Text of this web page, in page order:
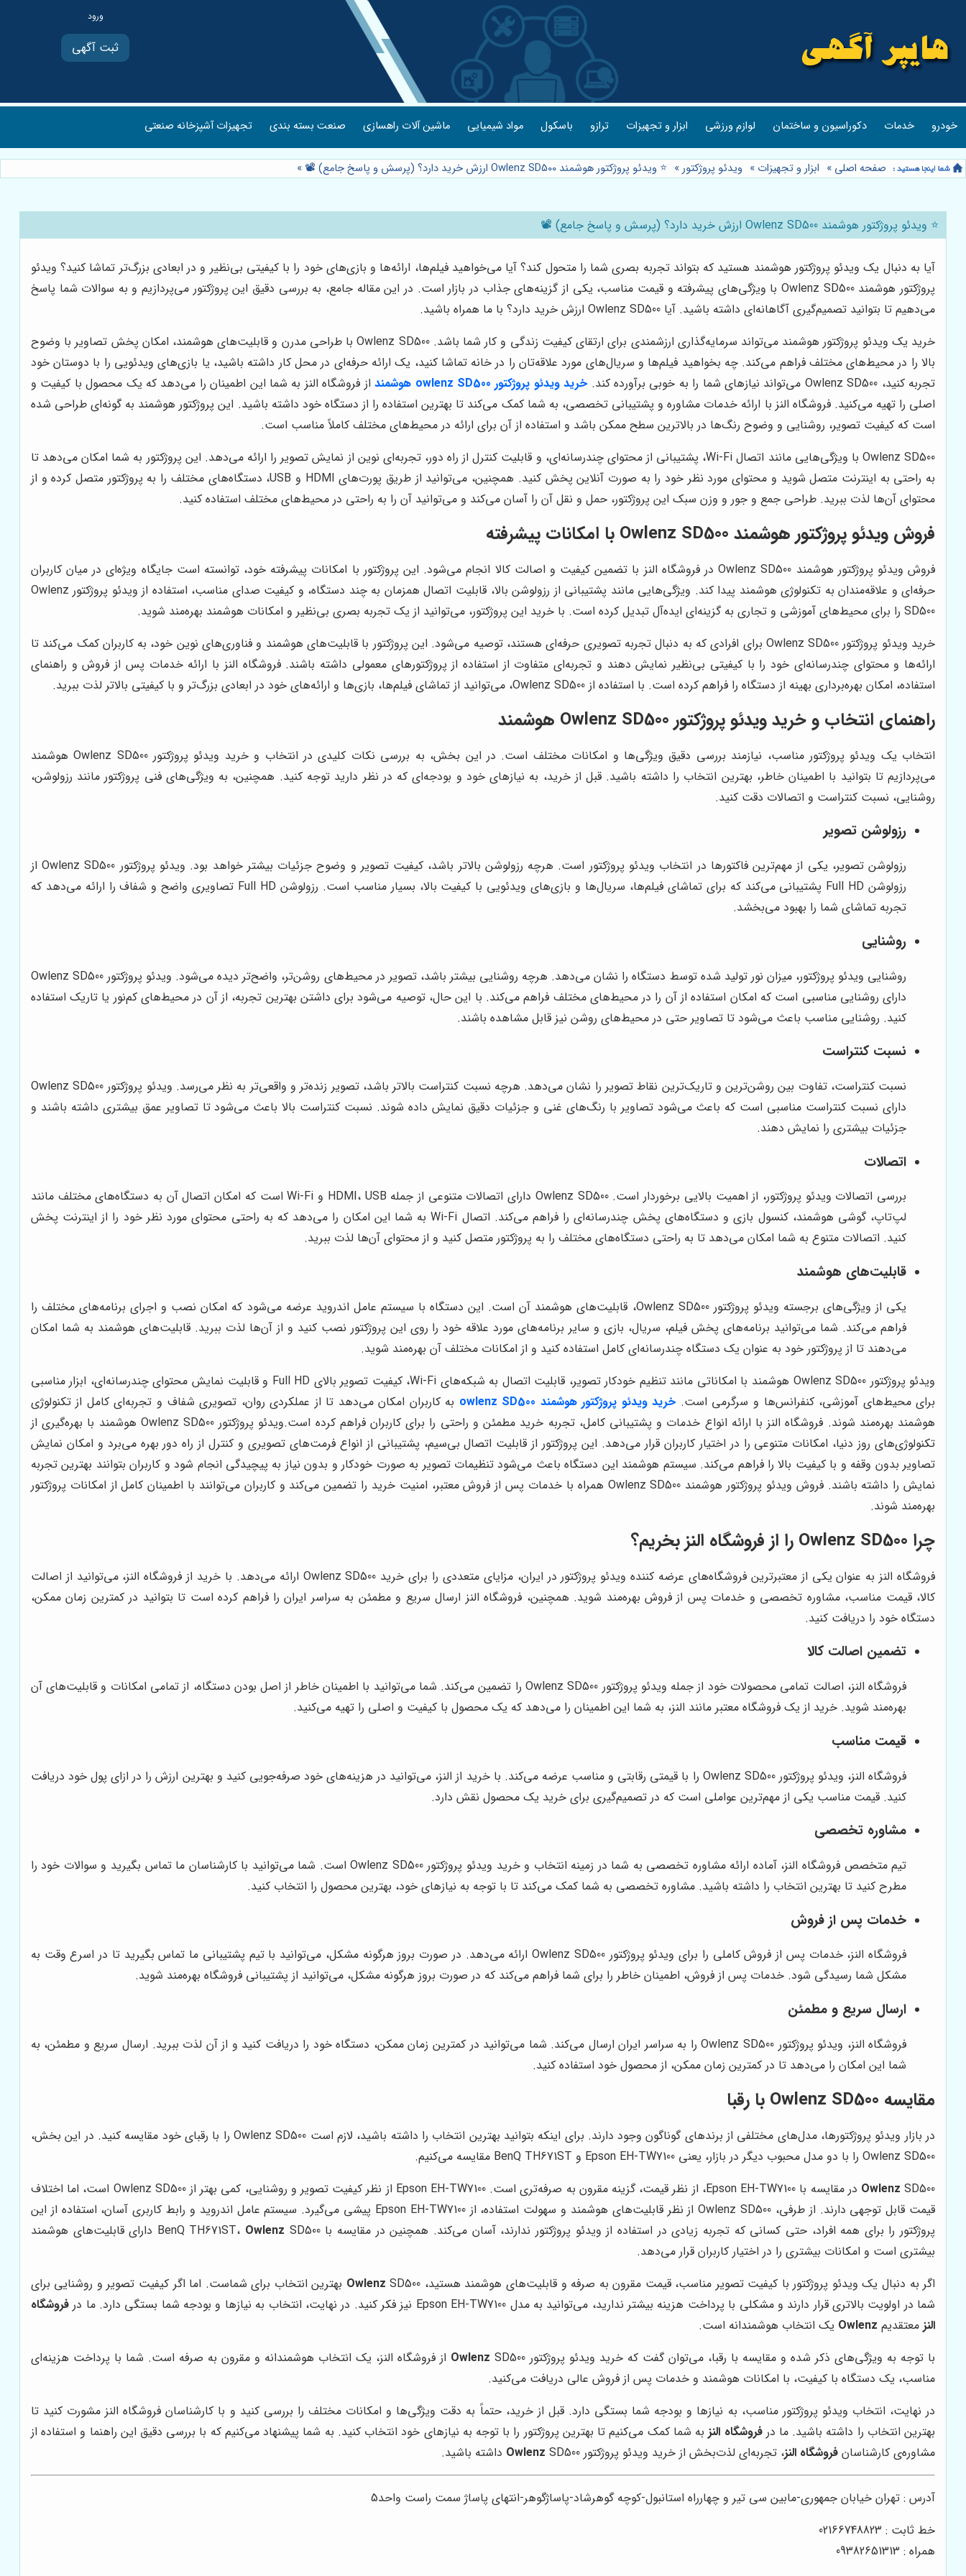
ثبت آگهی
خودرو خدمات دکوراسیون و ساختمان لوازم ورزشی ابزار و تجهیزات ترازو باسکول مواد شیمیایی ماشین آلات راهسازی صنعت بسته بندی تجهیزات آشپزخانه صنعتی
صفحه اصلی » ابزار و تجهیزات » ویدئو پروژکتور» ⭐️ ویدئو پروژکتور هوشمند Owlenz SD500 ارزش خرید دارد؟ (پرسش و پاسخ جامع) 📽️ »
⭐️ ویدئو پروژکتور هوشمند Owlenz SD500 ارزش خرید دارد؟ (پرسش و پاسخ جامع) 📽️
آیا به دنبال یک ویدئو پروژکتور هوشمند هستید که بتواند تجربه بصری شما را متحول کند؟ آیا می‌خواهید فیلم‌ها، ارائه‌ها و بازی‌های خود را با کیفیتی بی‌نظیر و در ابعادی بزرگ‌تر تماشا کنید؟ ویدئو
پروژکتور هوشمند Owlenz SD500 با ویژگی‌های پیشرفته و قیمت مناسب، یکی از گزینه‌های جذاب در بازار است. در این مقاله جامع، به بررسی دقیق این پروژکتور می‌پردازیم و به سوالات شما پاسخ
می‌دهیم تا بتوانید تصمیم‌گیری آگاهانه‌ای داشته باشید. آیا Owlenz SD500 ارزش خرید دارد؟ با ما همراه باشید.
خرید یک ویدئو پروژکتور هوشمند می‌تواند سرمایه‌گذاری ارزشمندی برای ارتقای کیفیت زندگی و کار شما باشد. Owlenz SD500 با طراحی مدرن و قابلیت‌های هوشمند، امکان پخش تصاویر با وضوح
بالا را در محیط‌های مختلف فراهم می‌کند. چه بخواهید فیلم‌ها و سریال‌های مورد علاقه‌تان را در خانه تماشا کنید، یک ارائه حرفه‌ای در محل کار داشته باشید، یا بازی‌های ویدئویی را با دوستان خود
تجربه کنید، Owlenz SD500 می‌تواند نیازهای شما را به خوبی برآورده کند.
خرید ویدئو پروژکتور owlenz SD500 هوشمند
از فروشگاه النز به شما این اطمینان را می‌دهد که یک محصول با کیفیت و
اصلی را تهیه می‌کنید. فروشگاه النز با ارائه خدمات مشاوره و پشتیبانی تخصصی، به شما کمک می‌کند تا بهترین استفاده را از دستگاه خود داشته باشید. این پروژکتور هوشمند به گونه‌ای طراحی شده
است که کیفیت تصویر، روشنایی و وضوح رنگ‌ها در بالاترین سطح ممکن باشد و استفاده از آن برای ارائه در محیط‌های مختلف کاملاً مناسب است.
Owlenz SD500 با ویژگی‌هایی مانند اتصال Wi-Fi، پشتیبانی از محتوای چندرسانه‌ای، و قابلیت کنترل از راه دور، تجربه‌ای نوین از نمایش تصویر را ارائه می‌دهد. این پروژکتور به شما امکان می‌دهد تا
به راحتی به اینترنت متصل شوید و محتوای مورد نظر خود را به صورت آنلاین پخش کنید. همچنین، می‌توانید از طریق پورت‌های HDMI و USB، دستگاه‌های مختلف را به پروژکتور متصل کرده و از
محتوای آن‌ها لذت ببرید. طراحی جمع و جور و وزن سبک این پروژکتور، حمل و نقل آن را آسان می‌کند و می‌توانید آن را به راحتی در محیط‌های مختلف استفاده کنید.
فروش ویدئو پروژکتور هوشمند Owlenz SD500 با امکانات پیشرفته
فروش ویدئو پروژکتور هوشمند Owlenz SD500 در فروشگاه النز با تضمین کیفیت و اصالت کالا انجام می‌شود. این پروژکتور با امکانات پیشرفته خود، توانسته است جایگاه ویژه‌ای در میان کاربران
حرفه‌ای و علاقه‌مندان به تکنولوژی هوشمند پیدا کند. ویژگی‌هایی مانند پشتیبانی از رزولوشن بالا، قابلیت اتصال همزمان به چند دستگاه، و کیفیت صدای مناسب، استفاده از ویدئو پروژکتور Owlenz
SD500 را برای محیط‌های آموزشی و تجاری به گزینه‌ای ایده‌آل تبدیل کرده است. با خرید این پروژکتور، می‌توانید از یک تجربه بصری بی‌نظیر و امکانات هوشمند بهره‌مند شوید.
خرید ویدئو پروژکتور Owlenz SD500 برای افرادی که به دنبال تجربه تصویری حرفه‌ای هستند، توصیه می‌شود. این پروژکتور با قابلیت‌های هوشمند و فناوری‌های نوین خود، به کاربران کمک می‌کند تا
ارائه‌ها و محتوای چندرسانه‌ای خود را با کیفیتی بی‌نظیر نمایش دهند و تجربه‌ای متفاوت از استفاده از پروژکتورهای معمولی داشته باشند. فروشگاه النز با ارائه خدمات پس از فروش و راهنمای
استفاده، امکان بهره‌برداری بهینه از دستگاه را فراهم کرده است. با استفاده از Owlenz SD500، می‌توانید از تماشای فیلم‌ها، بازی‌ها و ارائه‌های خود در ابعادی بزرگ‌تر و با کیفیتی بالاتر لذت ببرید.
راهنمای انتخاب و خرید ویدئو پروژکتور Owlenz SD500 هوشمند
انتخاب یک ویدئو پروژکتور مناسب، نیازمند بررسی دقیق ویژگی‌ها و امکانات مختلف است. در این بخش، به بررسی نکات کلیدی در انتخاب و خرید ویدئو پروژکتور Owlenz SD500 هوشمند
می‌پردازیم تا بتوانید با اطمینان خاطر، بهترین انتخاب را داشته باشید. قبل از خرید، به نیازهای خود و بودجه‌ای که در نظر دارید توجه کنید. همچنین، به ویژگی‌های فنی پروژکتور مانند رزولوشن،
روشنایی، نسبت کنتراست و اتصالات دقت کنید.
رزولوشن تصویر
رزولوشن تصویر، یکی از مهم‌ترین فاکتورها در انتخاب ویدئو پروژکتور است. هرچه رزولوشن بالاتر باشد، کیفیت تصویر و وضوح جزئیات بیشتر خواهد بود. ویدئو پروژکتور Owlenz SD500 از
رزولوشن Full HD پشتیبانی می‌کند که برای تماشای فیلم‌ها، سریال‌ها و بازی‌های ویدئویی با کیفیت بالا، بسیار مناسب است. رزولوشن Full HD تصاویری واضح و شفاف را ارائه می‌دهد که
تجربه تماشای شما را بهبود می‌بخشد.
روشنایی
روشنایی ویدئو پروژکتور، میزان نور تولید شده توسط دستگاه را نشان می‌دهد. هرچه روشنایی بیشتر باشد، تصویر در محیط‌های روشن‌تر، واضح‌تر دیده می‌شود. ویدئو پروژکتور Owlenz SD500
دارای روشنایی مناسبی است که امکان استفاده از آن را در محیط‌های مختلف فراهم می‌کند. با این حال، توصیه می‌شود برای داشتن بهترین تجربه، از آن در محیط‌های کم‌نور یا تاریک استفاده
کنید. روشنایی مناسب باعث می‌شود تا تصاویر حتی در محیط‌های روشن نیز قابل مشاهده باشند.
نسبت کنتراست
نسبت کنتراست، تفاوت بین روشن‌ترین و تاریک‌ترین نقاط تصویر را نشان می‌دهد. هرچه نسبت کنتراست بالاتر باشد، تصویر زنده‌تر و واقعی‌تر به نظر می‌رسد. ویدئو پروژکتور Owlenz SD500
دارای نسبت کنتراست مناسبی است که باعث می‌شود تصاویر با رنگ‌های غنی و جزئیات دقیق نمایش داده شوند. نسبت کنتراست بالا باعث می‌شود تا تصاویر عمق بیشتری داشته باشند و
جزئیات بیشتری را نمایش دهند.
اتصالات
بررسی اتصالات ویدئو پروژکتور، از اهمیت بالایی برخوردار است. Owlenz SD500 دارای اتصالات متنوعی از جمله HDMI، USB و Wi-Fi است که امکان اتصال آن به دستگاه‌های مختلف مانند
لپ‌تاپ، گوشی هوشمند، کنسول بازی و دستگاه‌های پخش چندرسانه‌ای را فراهم می‌کند. اتصال Wi-Fi به شما این امکان را می‌دهد که به راحتی محتوای مورد نظر خود را از اینترنت پخش
کنید. اتصالات متنوع به شما امکان می‌دهد تا به راحتی دستگاه‌های مختلف را به پروژکتور متصل کنید و از محتوای آن‌ها لذت ببرید.
قابلیت‌های هوشمند
یکی از ویژگی‌های برجسته ویدئو پروژکتور Owlenz SD500، قابلیت‌های هوشمند آن است. این دستگاه با سیستم عامل اندروید عرضه می‌شود که امکان نصب و اجرای برنامه‌های مختلف را
فراهم می‌کند. شما می‌توانید برنامه‌های پخش فیلم، سریال، بازی و سایر برنامه‌های مورد علاقه خود را روی این پروژکتور نصب کنید و از آن‌ها لذت ببرید. قابلیت‌های هوشمند به شما امکان
می‌دهند تا از پروژکتور خود به عنوان یک دستگاه چندرسانه‌ای کامل استفاده کنید و از امکانات مختلف آن بهره‌مند شوید.
ویدئو پروژکتور Owlenz SD500 هوشمند با امکاناتی مانند تنظیم خودکار تصویر، قابلیت اتصال به شبکه‌های Wi-Fi، کیفیت تصویر بالای Full HD و قابلیت نمایش محتوای چندرسانه‌ای، ابزار مناسبی
برای محیط‌های آموزشی، کنفرانس‌ها و سرگرمی است. خرید ویدئو پروژکتور هوشمند owlenz SD500
به کاربران امکان می‌دهد تا از عملکردی روان، تصویری شفاف و تجربه‌ای کامل از تکنولوژی
هوشمند بهره‌مند شوند. فروشگاه النز با ارائه انواع خدمات و پشتیبانی کامل، تجربه خرید مطمئن و راحتی را برای کاربران فراهم کرده است.ویدئو پروژکتور Owlenz SD500 هوشمند با بهره‌گیری از
تکنولوژی‌های روز دنیا، امکانات متنوعی را در اختیار کاربران قرار می‌دهد. این پروژکتور از قابلیت اتصال بی‌سیم، پشتیبانی از انواع فرمت‌های تصویری و کنترل از راه دور بهره می‌برد و امکان نمایش
تصاویر بدون وقفه و با کیفیت بالا را فراهم می‌کند. سیستم هوشمند این دستگاه باعث می‌شود تنظیمات تصویر به صورت خودکار و بدون نیاز به پیچیدگی انجام شود و کاربران بتوانند بهترین تجربه
نمایش را داشته باشند. فروش ویدئو پروژکتور هوشمند Owlenz SD500 همراه با خدمات پس از فروش معتبر، امنیت خرید را تضمین می‌کند و کاربران می‌توانند با اطمینان کامل از امکانات پروژکتور
بهره‌مند شوند.
چرا Owlenz SD500 را از فروشگاه النز بخریم؟
فروشگاه النز به عنوان یکی از معتبرترین فروشگاه‌های عرضه کننده ویدئو پروژکتور در ایران، مزایای متعددی را برای خرید Owlenz SD500 ارائه می‌دهد. با خرید از فروشگاه النز، می‌توانید از اصالت
کالا، قیمت مناسب، مشاوره تخصصی و خدمات پس از فروش بهره‌مند شوید. همچنین، فروشگاه النز ارسال سریع و مطمئن به سراسر ایران را فراهم کرده است تا بتوانید در کمترین زمان ممکن،
دستگاه خود را دریافت کنید.
تضمین اصالت کالا
فروشگاه النز، اصالت تمامی محصولات خود از جمله ویدئو پروژکتور Owlenz SD500 را تضمین می‌کند. شما می‌توانید با اطمینان خاطر از اصل بودن دستگاه، از تمامی امکانات و قابلیت‌های آن
بهره‌مند شوید. خرید از یک فروشگاه معتبر مانند النز، به شما این اطمینان را می‌دهد که یک محصول با کیفیت و اصلی را تهیه می‌کنید.
قیمت مناسب
فروشگاه النز، ویدئو پروژکتور Owlenz SD500 را با قیمتی رقابتی و مناسب عرضه می‌کند. با خرید از النز، می‌توانید در هزینه‌های خود صرفه‌جویی کنید و بهترین ارزش را در ازای پول خود دریافت
کنید. قیمت مناسب یکی از مهم‌ترین عواملی است که در تصمیم‌گیری برای خرید یک محصول نقش دارد.
مشاوره تخصصی
تیم متخصص فروشگاه النز، آماده ارائه مشاوره تخصصی به شما در زمینه انتخاب و خرید ویدئو پروژکتور Owlenz SD500 است. شما می‌توانید با کارشناسان ما تماس بگیرید و سوالات خود را
مطرح کنید تا بهترین انتخاب را داشته باشید. مشاوره تخصصی به شما کمک می‌کند تا با توجه به نیازهای خود، بهترین محصول را انتخاب کنید.
خدمات پس از فروش
فروشگاه النز، خدمات پس از فروش کاملی را برای ویدئو پروژکتور Owlenz SD500 ارائه می‌دهد. در صورت بروز هرگونه مشکل، می‌توانید با تیم پشتیبانی ما تماس بگیرید تا در اسرع وقت به
مشکل شما رسیدگی شود. خدمات پس از فروش، اطمینان خاطر را برای شما فراهم می‌کند که در صورت بروز هرگونه مشکل، می‌توانید از پشتیبانی فروشگاه بهره‌مند شوید.
ارسال سریع و مطمئن
فروشگاه النز، ویدئو پروژکتور Owlenz SD500 را به سراسر ایران ارسال می‌کند. شما می‌توانید در کمترین زمان ممکن، دستگاه خود را دریافت کنید و از آن لذت ببرید. ارسال سریع و مطمئن، به
شما این امکان را می‌دهد تا در کمترین زمان ممکن، از محصول خود استفاده کنید.
مقایسه Owlenz SD500 با رقبا
در بازار ویدئو پروژکتورها، مدل‌های مختلفی از برندهای گوناگون وجود دارند. برای اینکه بتوانید بهترین انتخاب را داشته باشید، لازم است Owlenz SD500 را با رقبای خود مقایسه کنید. در این بخش،
Owlenz SD500 را با دو مدل محبوب دیگر در بازار، یعنی Epson EH-TW7100 و BenQ TH671ST مقایسه می‌کنیم.
Owlenz
SD500 در مقایسه با Epson EH-TW7100، از نظر قیمت، گزینه مقرون به صرفه‌تری است. Epson EH-TW7100 از نظر کیفیت تصویر و روشنایی، کمی بهتر از Owlenz SD500 است، اما اختلاف
قیمت قابل توجهی دارند. از طرفی، Owlenz SD500 از نظر قابلیت‌های هوشمند و سهولت استفاده، از Epson EH-TW7100 پیشی می‌گیرد. سیستم عامل اندروید و رابط کاربری آسان، استفاده از این
پروژکتور را برای همه افراد، حتی کسانی که تجربه زیادی در استفاده از ویدئو پروژکتور ندارند، آسان می‌کند. همچنین در مقایسه با BenQ TH671ST،
Owlenz
SD500 دارای قابلیت‌های هوشمند
بیشتری است و امکانات بیشتری را در اختیار کاربران قرار می‌دهد.
اگر به دنبال یک ویدئو پروژکتور با کیفیت تصویر مناسب، قیمت مقرون به صرفه و قابلیت‌های هوشمند هستید،
Owlenz SD500 بهترین انتخاب برای شماست. اما اگر کیفیت تصویر و روشنایی برای
شما در اولویت بالاتری قرار دارند و مشکلی با پرداخت هزینه بیشتر ندارید، می‌توانید به مدل Epson EH-TW7100 نیز فکر کنید. در نهایت، انتخاب به نیازها و بودجه شما بستگی دارد. ما در
فروشگاه
النز معتقدیم Owlenz یک انتخاب هوشمندانه است.
با توجه به ویژگی‌های ذکر شده و مقایسه با رقبا، می‌توان گفت که خرید ویدئو پروژکتور
Owlenz SD500 از فروشگاه النز، یک انتخاب هوشمندانه و مقرون به صرفه است. شما با پرداخت هزینه‌ای
مناسب، یک دستگاه با کیفیت، با امکانات هوشمند و خدمات پس از فروش عالی دریافت می‌کنید.
در نهایت، انتخاب ویدئو پروژکتور مناسب، به نیازها و بودجه شما بستگی دارد. قبل از خرید، حتماً به دقت ویژگی‌ها و امکانات مختلف را بررسی کنید و با کارشناسان فروشگاه النز مشورت کنید تا
بهترین انتخاب را داشته باشید. ما درفروشگاه النز به شما کمک می‌کنیم تا بهترین پروژکتور را با توجه به نیازهای خود انتخاب کنید. به شما پیشنهاد می‌کنیم که با بررسی دقیق این راهنما و استفاده از
مشاوره‌ی کارشناسان فروشگاه النز، تجربه‌ای لذت‌بخش از خرید ویدئو پروژکتور Owlenz SD500 داشته باشید.
آدرس : تهران خیابان جمهوری-مابین سی تیر و چهارراه استانبول-کوچه گوهرشاد-پاساژگوهر-انتهای پاساژ سمت راست واحد5
خط ثابت : 02166748823
همراه : 09382651313